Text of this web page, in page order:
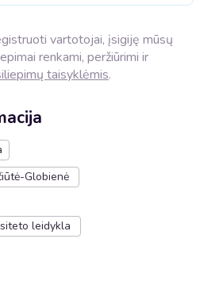
vartotojai, įsigiję mūsų
renkami, peržiūrimi ir
taisyklėmis.
Globienė
leidykla